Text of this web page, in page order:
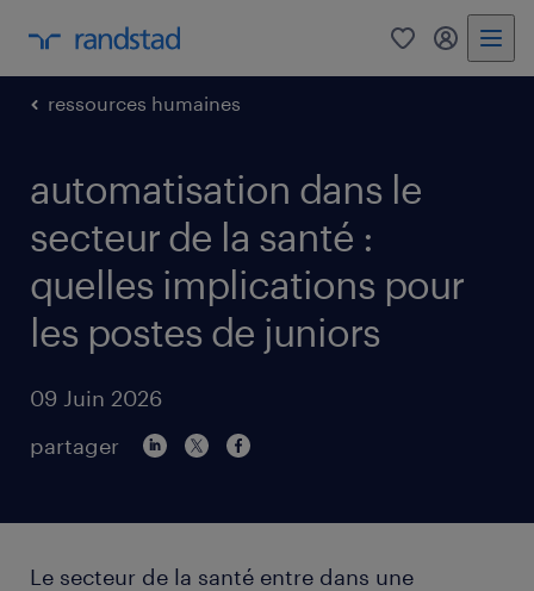
0 mon
ressources humaines
automatisation dans le
secteur de la santé :
quelles implications pour
les postes de juniors
09 Juin 2026
partager
Le secteur de la santé entre dans une